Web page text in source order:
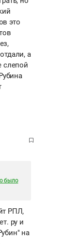
это
а
слепой
было
РПЛ,
ру и
на